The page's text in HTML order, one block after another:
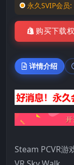
永久SVIP会员:
购买下载
详情介绍
Steam PCVR游